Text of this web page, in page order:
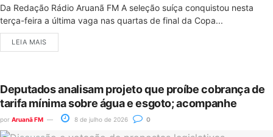
Da Redação Rádio Aruanã FM A seleção suíça conquistou nesta
terça-feira a última vaga nas quartas de final da Copa...
LEIA MAIS
Deputados analisam projeto que proíbe cobrança de
tarifa mínima sobre água e esgoto; acompanhe
por Aruanã FM 8 de julho de 2026 0